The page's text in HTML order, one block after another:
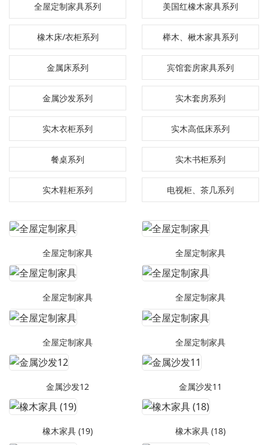
全屋定制家具系列 美国红橡木家具系列
橡木床/衣柜系列 榉木、楸木家具系列
金属床系列 宾馆套房家具系列
金属沙发系列 实木套房系列
实木衣柜系列 实木高低床系列
餐桌系列 实木书柜系列
实木鞋柜系列 电视柜、茶几系列
全屋定制家具 全屋定制家具
全屋定制家具 全屋定制家具
全屋定制家具 全屋定制家具
金属沙发12 金属沙发11
橡木家具 (19) 橡木家具 (18)